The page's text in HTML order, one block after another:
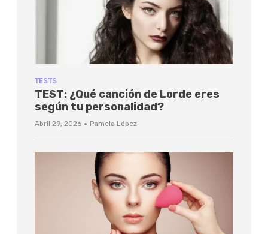
TESTS
TEST: ¿Qué canción de Lorde eres
según tu personalidad?
Abril 29, 2026 · Pamela López